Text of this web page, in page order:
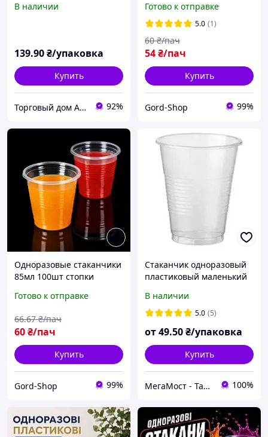
В наличии
139.90₴/упаковка
Купить
Торговый дом ARMADA PACK 92%
стаканы прозрачные для
напитков и пикника
маленькие для
кейтеринга
Готово к отправке
5.0 (1)
54₴/пач
60 ₴/пач
Купить
Gord-Shop 99%
Одноразовые стаканчики
85мл 100шт стопки
прозрачные для
маленькие
Готово к отправке
60₴/пач
66.67 ₴/пач
Купить
Gord-Shop 99%
Стаканчик одноразовый
пластиковый маленький
для горячих и холодных
напитков
В наличии
5.0 (5)
от49.50₴/упаковка
Купить
МегаМост - Тара и Упаковка 100%